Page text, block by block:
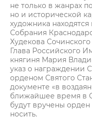
не только в жанрах
но и исторической
художника
Собрания
Худекова
Глава Российского
княгиня Мария
указ о награждении
орденом Святого
документе «в
ближайшее время в
будут вручены
носить.